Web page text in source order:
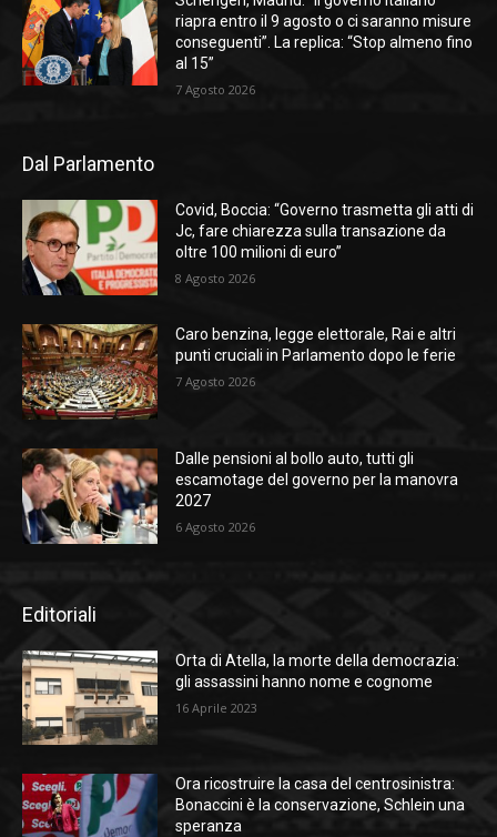
riapra entro il 9 agosto o ci saranno misure
conseguenti”. La replica: “Stop almeno fino
al 15”
7 Agosto 2026
Dal Parlamento
Covid, Boccia: “Governo trasmetta gli atti di
Jc, fare chiarezza sulla transazione da
oltre 100 milioni di euro”
8 Agosto 2026
Caro benzina, legge elettorale, Rai e altri
punti cruciali in Parlamento dopo le ferie
7 Agosto 2026
Dalle pensioni al bollo auto, tutti gli
escamotage del governo per la manovra
2027
6 Agosto 2026
Editoriali
Orta di Atella, la morte della democrazia:
gli assassini hanno nome e cognome
16 Aprile 2023
Ora ricostruire la casa del centrosinistra:
Bonaccini è la conservazione, Schlein una
speranza